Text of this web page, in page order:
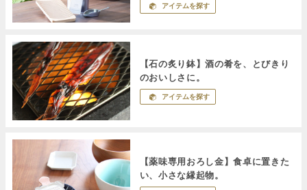
アイテムを探す
【石の炙り鉢】酒の肴を、とびきり
のおいしさに。
アイテムを探す
【薬味専用おろし金】食卓に置きた
い、小さな縁起物。